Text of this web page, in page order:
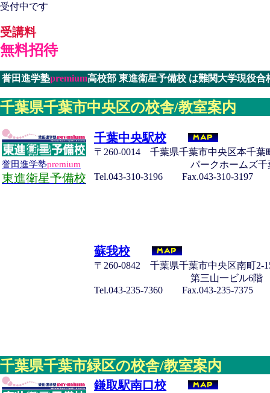
受付中です
受講料
無料招待
誉田進学塾premium高校部 東進衛星予備校 は難関大学現役
千葉県千葉市中央区の校舎/教室案内
誉田進学塾premium
東進衛星予備校
千葉中央駅校
〒260-0014 千葉県千葉市中央区本千葉
パークホームズ千
Tel.043-310-3196 Fax.043-310-3197
蘇我校
〒260-0842 千葉県千葉市中央区南町2-
第三山一ビル6階
Tel.043-235-7360 Fax.043-235-7375
千葉県千葉市緑区の校舎/教室案内
鎌取駅南口校